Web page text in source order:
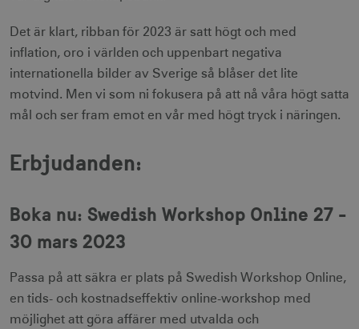
Det är klart, ribban för 2023 är satt högt och med
inflation, oro i världen och uppenbart negativa
internationella bilder av Sverige så blåser det lite
motvind. Men vi som ni fokusera på att nå våra högt satta
mål och ser fram emot en vår med högt tryck i näringen.
Erbjudanden:
Boka nu: Swedish Workshop Online 27 -
30 mars 2023
Passa på att säkra er plats på Swedish Workshop Online,
en tids- och kostnadseffektiv online-workshop med
möjlighet att göra affärer med utvalda och